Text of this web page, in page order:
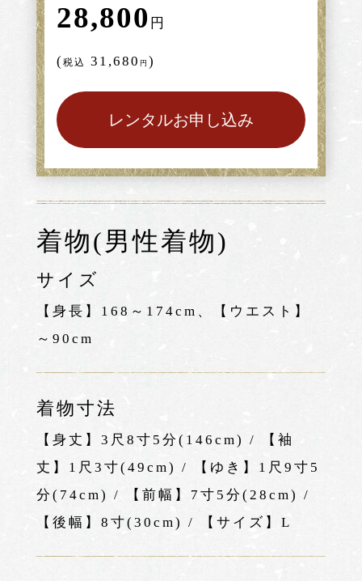
28,800 円
( 税込 31,680 円 )
レンタルお申し込み
着物(男性着物)
サイズ
【身長】168～174cm、【ウエスト】
～90cm
着物寸法
【身丈】3尺8寸5分(146cm) / 【袖
丈】1尺3寸(49cm) / 【ゆき】1尺9寸5
分(74cm) / 【前幅】7寸5分(28cm) /
【後幅】8寸(30cm) / 【サイズ】L